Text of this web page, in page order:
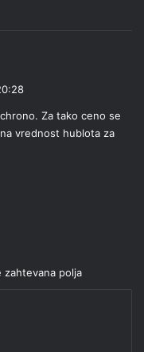
Za tako ceno se
vrednost hublota za
zahtevana polja